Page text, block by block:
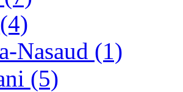
Nasaud (1)
(5)